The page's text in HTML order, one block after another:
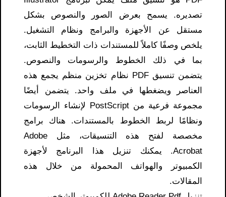
تصديره. يسمح بعرض الصور والنصوص بشكل
مستقل عن الأجهزة والبرامج ونظام التشغيل.
يلخص وصفًا كاملاً للمستندات ذات التخطيط الثابت،
بما في ذلك الخطوط والرسومات والنصوص.
يتضمن تنسيق PDF نظام تخزين منظم يجمع هذه
العناصر ويضغطها في ملف واحد. يتضمن أيضًا
مجموعة فرعية من PostScript لإنشاء الرسومات
ونظامًا لربط الخطوط بالمستندات. هناك برامج
مخصصة لفتح هذه التنسيقات، مثل Adobe
Acrobat. يمكنك تنزيل هذا البرنامج لأجهزة
الكمبيوتر والهواتف المحمولة من خلال هذه
المقالات.